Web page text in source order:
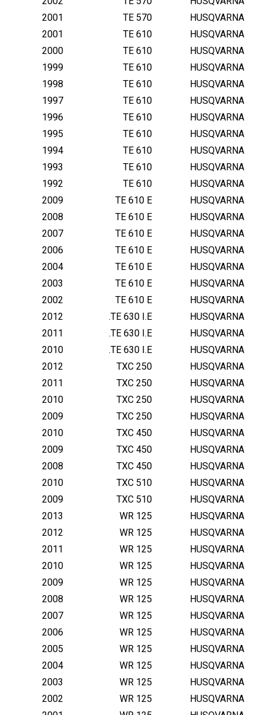
HUSQVARNA
TE 570
2001
HUSQVARNA
TE 610
2001
HUSQVARNA
TE 610
2000
HUSQVARNA
TE 610
1999
HUSQVARNA
TE 610
1998
HUSQVARNA
TE 610
1997
HUSQVARNA
TE 610
1996
HUSQVARNA
TE 610
1995
HUSQVARNA
TE 610
1994
HUSQVARNA
TE 610
1993
HUSQVARNA
TE 610
1992
HUSQVARNA
TE 610 E
2009
HUSQVARNA
TE 610 E
2008
HUSQVARNA
TE 610 E
2007
HUSQVARNA
TE 610 E
2006
HUSQVARNA
TE 610 E
2004
HUSQVARNA
TE 610 E
2003
HUSQVARNA
TE 610 E
2002
HUSQVARNA
TE 630 I.E.
2012
HUSQVARNA
TE 630 I.E.
2011
HUSQVARNA
TE 630 I.E.
2010
HUSQVARNA
TXC 250
2012
HUSQVARNA
TXC 250
2011
HUSQVARNA
TXC 250
2010
HUSQVARNA
TXC 250
2009
HUSQVARNA
TXC 450
2010
HUSQVARNA
TXC 450
2009
HUSQVARNA
TXC 450
2008
HUSQVARNA
TXC 510
2010
HUSQVARNA
TXC 510
2009
HUSQVARNA
WR 125
2013
HUSQVARNA
WR 125
2012
HUSQVARNA
WR 125
2011
HUSQVARNA
WR 125
2010
HUSQVARNA
WR 125
2009
HUSQVARNA
WR 125
2008
HUSQVARNA
WR 125
2007
HUSQVARNA
WR 125
2006
HUSQVARNA
WR 125
2005
HUSQVARNA
WR 125
2004
HUSQVARNA
WR 125
2003
HUSQVARNA
WR 125
2002